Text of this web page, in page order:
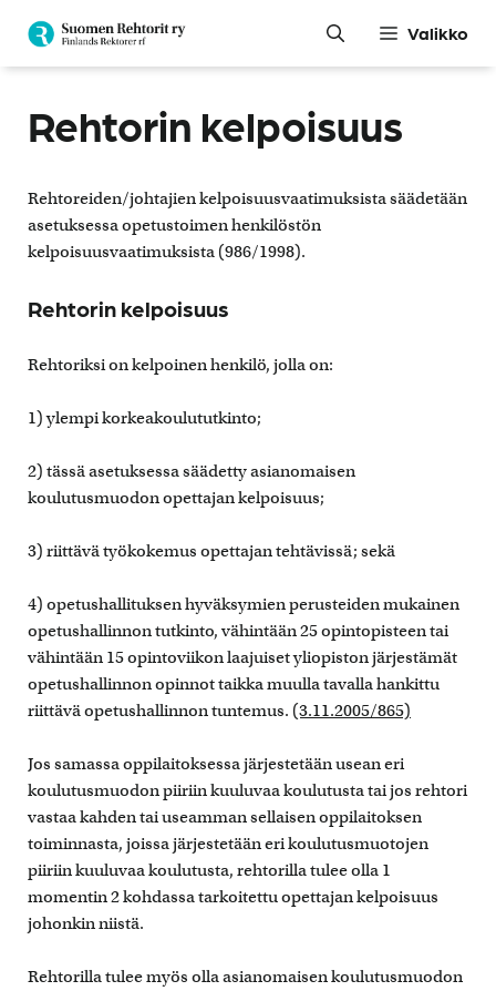
sisältöön
Valikko
Rehtorin kelpoisuus
Rehtoreiden/johtajien kelpoisuusvaatimuksista säädetään
asetuksessa opetustoimen henkilöstön
kelpoisuusvaatimuksista (986/1998).
Rehtorin kelpoisuus
Rehtoriksi on kelpoinen henkilö, jolla on:
1) ylempi korkeakoulututkinto;
2) tässä asetuksessa säädetty asianomaisen
koulutusmuodon opettajan kelpoisuus;
3) riittävä työkokemus opettajan tehtävissä; sekä
4) opetushallituksen hyväksymien perusteiden mukainen
opetushallinnon tutkinto, vähintään 25 opintopisteen tai
vähintään 15 opintoviikon laajuiset yliopiston järjestämät
opetushallinnon opinnot taikka muulla tavalla hankittu
riittävä opetushallinnon tuntemus. (3.11.2005/865)
Jos samassa oppilaitoksessa järjestetään usean eri
koulutusmuodon piiriin kuuluvaa koulutusta tai jos rehtori
vastaa kahden tai useamman sellaisen oppilaitoksen
toiminnasta, joissa järjestetään eri koulutusmuotojen
piiriin kuuluvaa koulutusta, rehtorilla tulee olla 1
momentin 2 kohdassa tarkoitettu opettajan kelpoisuus
johonkin niistä.
Rehtorilla tulee myös olla asianomaisen koulutusmuodon